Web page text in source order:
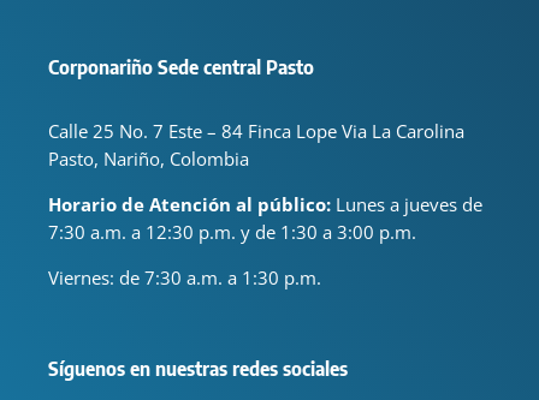
Corponariño Sede central Pasto
Calle 25 No. 7 Este – 84 Finca Lope Via La Carolina
Pasto, Nariño, Colombia
Horario de Atención al público: Lunes a jueves de
7:30 a.m. a 12:30 p.m. y de 1:30 a 3:00 p.m.
Viernes: de 7:30 a.m. a 1:30 p.m.
Síguenos en nuestras redes sociales